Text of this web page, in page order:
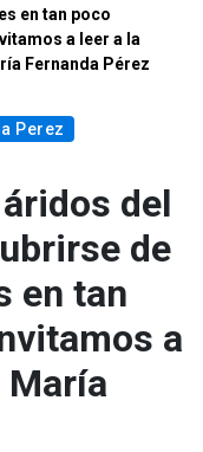
keyboard_arrow_down
en tan poco
a leer a la
Fernanda Pérez
Perez
del
de
en tan
a
María